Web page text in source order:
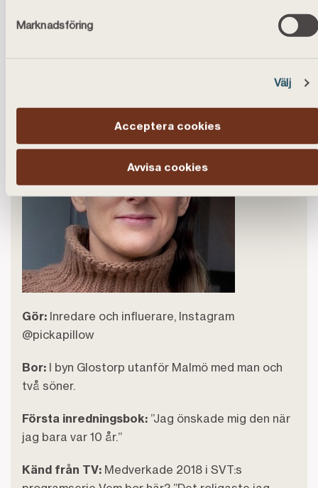
Marknadsföring
Välj
Acceptera cookies
Avvisa cookies
Gör: Inredare och influerare, Instagram
@pickapillow
Bor: I byn Glostorp utanför Malmö med man och
två söner.
Första inredningsbok: ”Jag önskade mig den när
jag bara var 10 år.”
Känd från TV: Medverkade 2018 i SVT:s